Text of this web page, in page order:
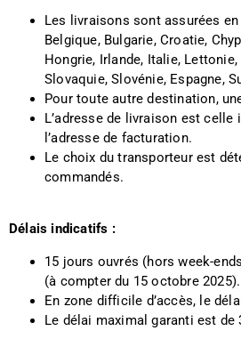
Les livraisons sont assurées en
Belgique, Bulgarie, Croatie,
Hongrie, Irlande, Italie,
Slovaquie, Slovénie, Espagne,
Pour toute autre destination,
L’adresse de livraison est
l’adresse de facturation.
Le choix du transporteur est
commandés.
Délais indicatifs :
15 jours ouvrés (hors week-
(à compter du 15 octobre 2025).
En zone difficile d’accès, le
Le délai maximal garanti est